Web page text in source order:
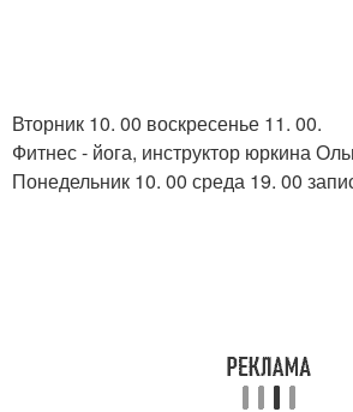
Вторник 10. 00 воскресенье 11. 00.
Фитнес - йога, инструктор юркина
Понедельник 10. 00 среда 19. 00